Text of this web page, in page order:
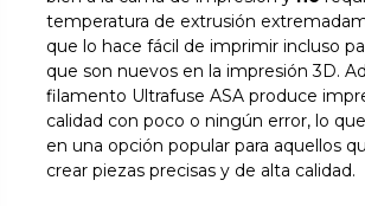
temperatura de extrusión
que lo hace fácil de imprimir incluso
que son nuevos en la impresión 3D.
filamento Ultrafuse ASA produce
calidad con poco o ningún error, lo
en una opción popular para aquellos
crear piezas precisas y de alta calidad.